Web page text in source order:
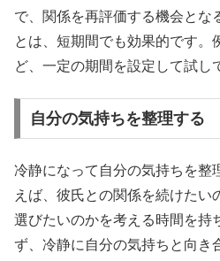
で、関係を再評価する機会とな
とは、短期間でも効果的です。
ど、一定の期間を設定して試し
自分の気持ちを整理する
冷静になって自分の気持ちを整
えば、彼氏との関係を続けたい
選びたいのかを考える時間を持
ず、冷静に自分の気持ちと向き